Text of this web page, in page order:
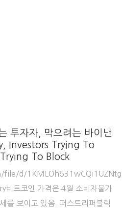
투자자, 막으려는 바이낸
Investors Trying To
To Block
d/
트코인 가격은 4월 소비자물가
를 보이고 있음. 퍼스트리퍼블릭